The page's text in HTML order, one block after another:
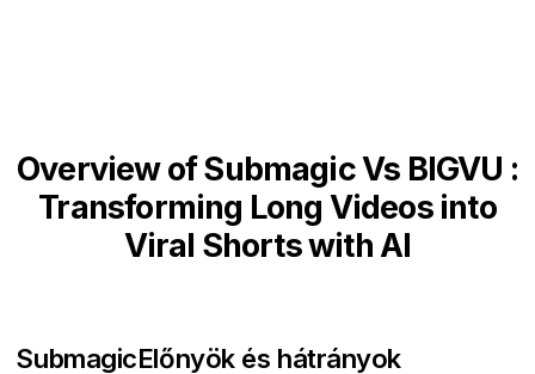
Overview of Submagic Vs BIGVU :
Transforming Long Videos into
Viral Shorts with AI
SubmagicElőnyök és hátrányok